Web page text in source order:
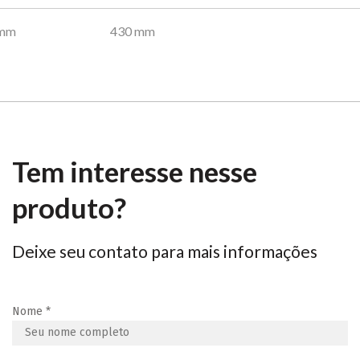
430 mm
Tem interesse nesse
produto?
Deixe seu contato para mais informações
Nome *